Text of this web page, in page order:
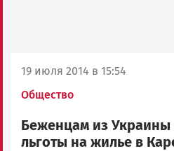
19 июля 2014 в 15:54
Общество
Беженцам из
льготы на жилье в